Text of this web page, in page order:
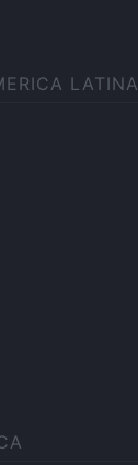
LATINA